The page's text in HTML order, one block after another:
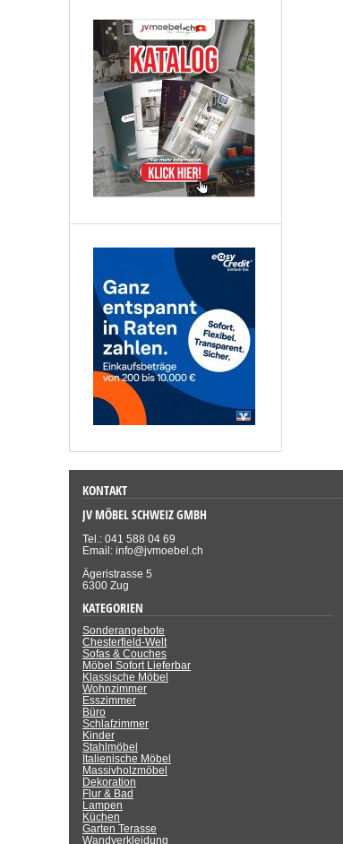
KONTAKT
JV MÖBEL SCHWEIZ GMBH
Tel.: 041 588 04 69
Email: info@jvmoebel.ch
Ägeristrasse 5
6300 Zug
KATEGORIEN
Sonderangebote
Chesterfield-Welt
Sofas & Couches
Möbel Sofort Lieferbar
Klassische Möbel
Wohnzimmer
Esszimmer
Büro
Schlafzimmer
Kinder
Stahlmöbel
Italienische Möbel
Massivholzmöbel
Dekoration
Flur & Bad
Lampen
Küchen
Garten Terasse
Wandverkleidung